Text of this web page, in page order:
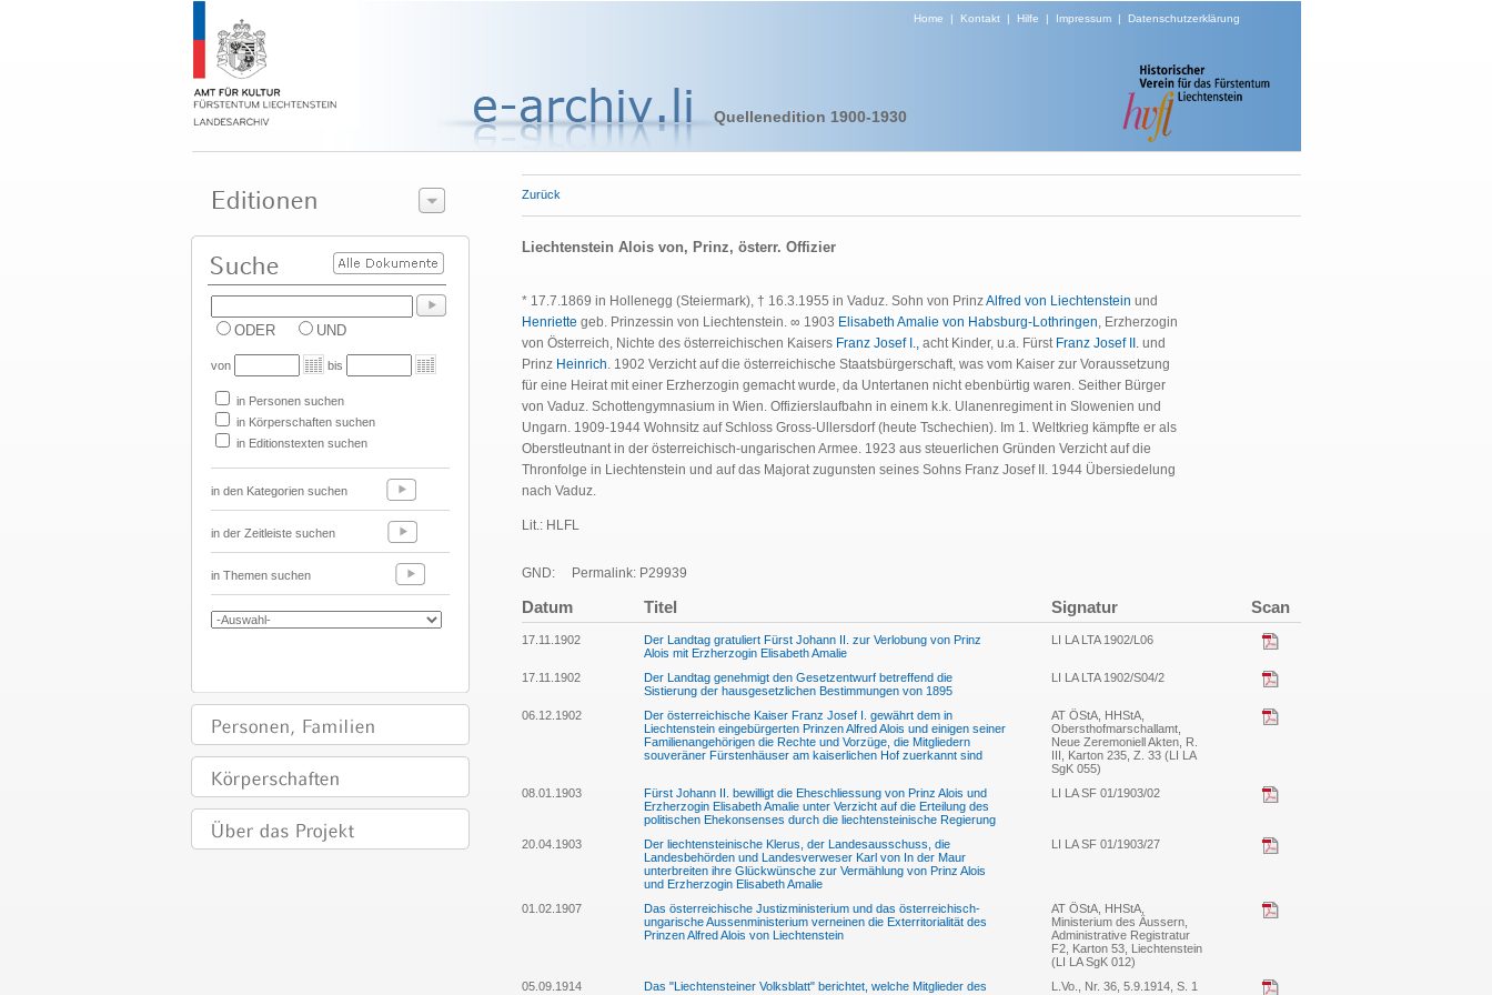
Home | Kontakt| Hilfe | Impressum| Datenschutzerklärung
Quellenedition 1900-1930
ODER UND
von bis
in Personen suchen
in Körperschaften suchen
in Editionstexten suchen
in den Kategorien suchen
in der Zeitleiste suchen
in Themen suchen
Zurück
Liechtenstein Alois von, Prinz, österr. Offizier
* 17.7.1869 in Hollenegg (Steiermark), † 16.3.1955 in Vaduz. Sohn von PrinzAlfred von Liechtenstein und
Henriette geb. Prinzessin von Liechtenstein. ∞ 1903 Elisabeth Amalie von Habsburg-Lothringen, Erzherzogin
von Österreich, Nichte des österreichischen Kaisers Franz Josef I., acht Kinder, u.a. Fürst Franz Josef II. und
Prinz Heinrich. 1902 Verzicht auf die österreichische Staatsbürgerschaft, was vom Kaiser zur Voraussetzung
für eine Heirat mit einer Erzherzogin gemacht wurde, da Untertanen nicht ebenbürtig waren. Seither Bürger
von Vaduz. Schottengymnasium in Wien. Offizierslaufbahn in einem k.k. Ulanenregiment in Slowenien und
Ungarn. 1909-1944 Wohnsitz auf Schloss Gross-Ullersdorf (heute Tschechien). Im 1. Weltkrieg kämpfte er als
Oberstleutnant in der österreichisch-ungarischen Armee. 1923 aus steuerlichen Gründen Verzicht auf die
Thronfolge in Liechtenstein und auf das Majorat zugunsten seines Sohns Franz Josef II. 1944 Übersiedelung
nach Vaduz.
Lit.: HLFL
GND: Permalink: P29939
Datum Titel Signatur Scan
17.11.1902
Der Landtag gratuliert Fürst Johann II. zur Verlobung von Prinz
Alois mit Erzherzogin Elisabeth Amalie
LI LA LTA 1902/L06
17.11.1902
Der Landtag genehmigt den Gesetzentwurf betreffend die
Sistierung der hausgesetzlichen Bestimmungen von 1895
LI LA LTA 1902/S04/2
06.12.1902
Der österreichische Kaiser Franz Josef I. gewährt dem in
Liechtenstein eingebürgerten Prinzen Alfred Alois und einigen seiner
Familienangehörigen die Rechte und Vorzüge, die Mitgliedern
souveräner Fürstenhäuser am kaiserlichen Hof zuerkannt sind
AT ÖStA, HHStA,
Obersthofmarschallamt,
Neue Zeremoniell Akten, R.
III, Karton 235, Z. 33 (LI LA
SgK 055)
08.01.1903
Fürst Johann II. bewilligt die Eheschliessung von Prinz Alois und
Erzherzogin Elisabeth Amalie unter Verzicht auf die Erteilung des
politischen Ehekonsenses durch die liechtensteinische Regierung
LI LA SF 01/1903/02
20.04.1903
Der liechtensteinische Klerus, der Landesausschuss, die
Landesbehörden und Landesverweser Karl von In der Maur
unterbreiten ihre Glückwünsche zur Vermählung von Prinz Alois
und Erzherzogin Elisabeth Amalie
LI LA SF 01/1903/27
01.02.1907
Das österreichische Justizministerium und das österreichisch-
ungarische Aussenministerium verneinen die Exterritorialität des
Prinzen Alfred Alois von Liechtenstein
AT ÖStA, HHStA,
Ministerium des Äussern,
Administrative Registratur
F2, Karton 53, Liechtenstein
(LI LA SgK 012)
05.09.1914
Das "Liechtensteiner Volksblatt" berichtet, welche Mitglieder des
L.Vo., Nr. 36, 5.9.1914, S. 1